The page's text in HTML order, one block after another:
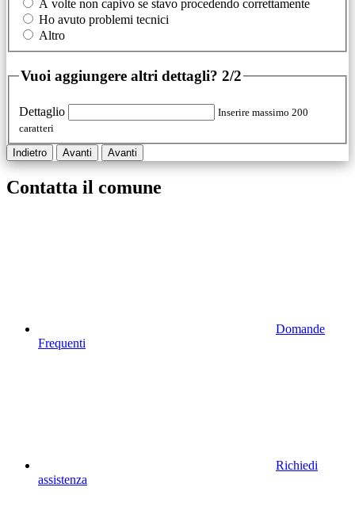
A volte non capivo se stavo procedendo correttamente
Ho avuto problemi tecnici
Altro
Vuoi aggiungere altri dettagli? 2/2
Dettaglio
Inserire massimo 200
caratteri
Indietro Avanti Avanti
Contatta il comune
Domande
Frequenti
Richiedi
assistenza